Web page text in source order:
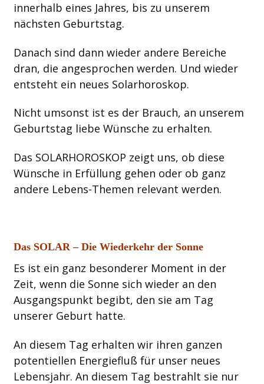
innerhalb eines Jahres, bis zu unserem
nächsten Geburtstag.
Danach sind dann wieder andere Bereiche
dran, die angesprochen werden. Und wieder
entsteht ein neues Solarhoroskop.
Nicht umsonst ist es der Brauch, an unserem
Geburtstag liebe Wünsche zu erhalten.
Das SOLARHOROSKOP zeigt uns, ob diese
Wünsche in Erfüllung gehen oder ob ganz
andere Lebens-Themen relevant werden.
Das SOLAR – Die Wiederkehr der Sonne
Es ist ein ganz besonderer Moment in der
Zeit, wenn die Sonne sich wieder an den
Ausgangspunkt begibt, den sie am Tag
unserer Geburt hatte.
An diesem Tag erhalten wir ihren ganzen
potentiellen Energiefluß für unser neues
Lebensjahr. An diesem Tag bestrahlt sie nur